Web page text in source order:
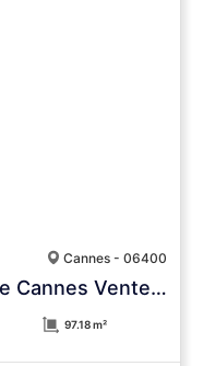
Cannes - 06400
Rare ,Villa, au calme, centre Cannes Vente Urgente
97.18 m²